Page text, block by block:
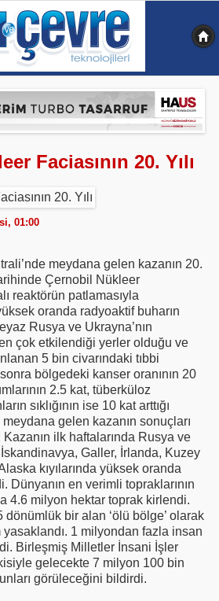
Faciasının 20. Yılı
01:00
meydana gelen kazanın 20.
Çernobil Nükleer
reaktörün patlamasıyla
oranda radyoaktif buharın
Rusya ve Ukrayna’nın
çok etkilendiği yerler olduğu ve
5 bin civarındaki tıbbi
bölgedeki kanser oranının 20
2.5 kat, tüberküloz
sıklığının ise 10 kat arttığı
gelen kazanın sonuçları
Kazanın ilk haftalarında Rusya ve
İskandinavya, Galler, İrlanda, Kuzey
kıyılarında yüksek oranda
Dünyanın en verimli topraklarının
4.6 milyon hektar toprak kirlendi.
dönümlük bir alan ‘ölü bölge’ olarak
1 milyondan fazla insan
Birleşmiş Milletler İnsani İşler
gelecekte 7 milyon 100 bin
görüleceğini bildirdi.
0,340 sn